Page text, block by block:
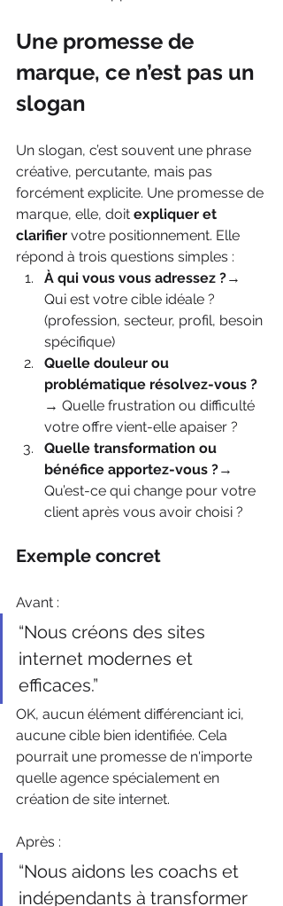
Une promesse de
marque, ce n’est pas un
slogan
Un slogan, c’est souvent une phrase
créative, percutante, mais pas
forcément explicite. Une promesse de
marque, elle, doit expliquer et
clarifier votre positionnement. Elle
répond à trois questions simples :
À qui vous vous adressez ?→
Qui est votre cible idéale ?
(profession, secteur, profil, besoin
spécifique)
Quelle douleur ou
problématique résolvez-vous ?
→ Quelle frustration ou difficulté
votre offre vient-elle apaiser ?
Quelle transformation ou
bénéfice apportez-vous ?→
Qu’est-ce qui change pour votre
client après vous avoir choisi ?
Exemple concret
Avant :
“Nous créons des sites
internet modernes et
efficaces.”
OK, aucun élément différenciant ici,
aucune cible bien identifiée. Cela
pourrait une promesse de n'importe
quelle agence spécialement en
création de site internet.
Après :
“Nous aidons les coachs et
indépendants à transformer